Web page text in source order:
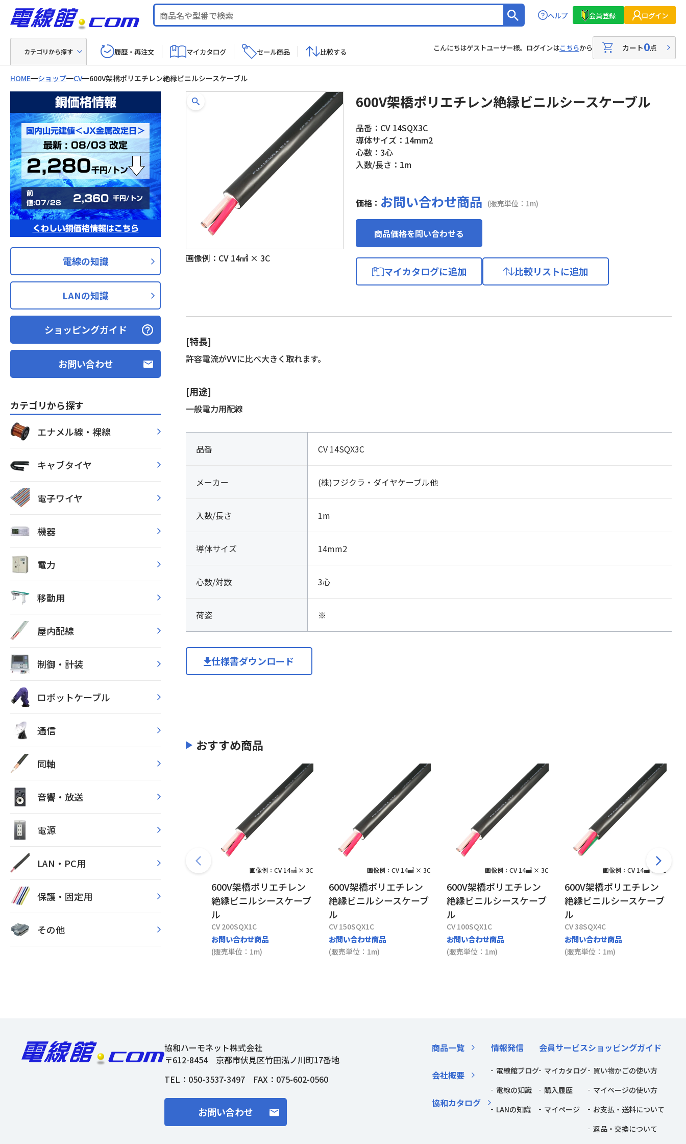
ヘルプ 会員登録 ログイン
カテゴリから探す 履歴・再注文 マイカタログ セール商品 比較する こんにちはゲストユーザー様。ログインはこちらから カート0点
HOME ショップ CV 600V架橋ポリエチレン絶縁ビニルシースケーブル
銅価格情報
国内山元建値＜JX金属改定日＞
最新 : 08/03 改定
2,280千円/トン
前
値:07/28
2,360 千円/トン
くわしい銅価格情報はこちら
電線の知識
LANの知識
ショッピングガイド
お問い合わせ
カテゴリから探す
エナメル線・裸線
キャブタイヤ
電子ワイヤ
機器
電力
移動用
屋内配線
制御・計装
ロボットケーブル
通信
同軸
音響・放送
電源
LAN・PC用
保護・固定用
その他
画像例：CV 14㎟ × 3C
600V架橋ポリエチレン絶縁ビニルシースケーブル
品番：CV 14SQX3C
導体サイズ：14mm2
心数：3心
入数/長さ：1m
価格： お問い合わせ商品 (販売単位：1m)
商品価格を問い合わせる
マイカタログに追加 比較リストに追加
[特長]
許容電流がVVに比べ大きく取れます。
[用途]
一般電力用配線
品番 CV 14SQX3C
メーカー (株)フジクラ・ダイヤケーブル他
入数/長さ 1m
導体サイズ 14mm2
心数/対数 3心
荷姿 ※
仕様書ダウンロード
おすすめ商品
画像例：CV 14㎟ × 3C
600V架橋ポリエチレン
絶縁ビニルシースケーブ
ル
CV 200SQX1C
お問い合わせ商品
(販売単位：1m)
画像例：CV 14㎟ × 3C
600V架橋ポリエチレン
絶縁ビニルシースケーブ
ル
CV 150SQX1C
お問い合わせ商品
(販売単位：1m)
画像例：CV 14㎟ × 3C
600V架橋ポリエチレン
絶縁ビニルシースケーブ
ル
CV 100SQX1C
お問い合わせ商品
(販売単位：1m)
画像例：CV 14㎟ × 4C
600V架橋ポリエチレン
絶縁ビニルシースケーブ
ル
CV 38SQX4C
お問い合わせ商品
(販売単位：1m)
協和ハーモネット株式会社
〒612-8454 京都市伏見区竹田泓ノ川町17番地
TEL： 050-3537-3497 FAX：075-602-0560
お問い合わせ
商品一覧
会社概要
協和カタログ
情報発信
電線館ブログ
電線の知識
LANの知識
会員サービス
マイカタログ
購入履歴
マイページ
ショッピングガイド
買い物かごの使い方
マイページの使い方
お支払・送料について
返品・交換について